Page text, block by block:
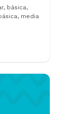
el uso
básica,
media